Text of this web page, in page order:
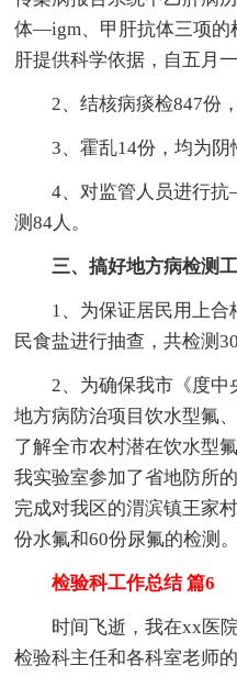
体—igm、甲肝抗体三项的
肝提供科学依据，自五月
2、结核病痰检847份，
3、霍乱14份，均为阴
4、对监管人员进行抗
测84人。
三、搞好地方病检测
1、为保证居民用上合
民食盐进行抽查，共检测
2、为确保我市《度中
地方病防治项目饮水型氟
了解全市农村潜在饮水型
我实验室参加了省地防所
完成对我区的渭滨镇王家
份水氟和60份尿氟的检测。
检验科工作总结 篇6
时间飞逝，我在xx医院
检验科主任和各科室老师